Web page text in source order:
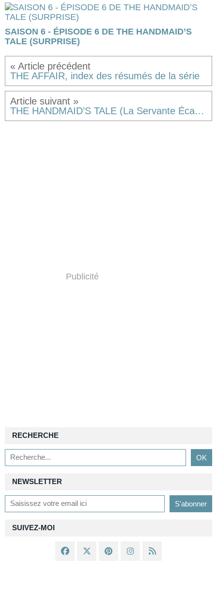
SAISON 6 - ÉPISODE 6 DE THE HANDMAID’S
TALE (SURPRISE)
THE AFFAIR, index des résumés de la série
THE HANDMAID’S TALE (La Servante Écarlate) Saison 3 - Épisode 1 [résumé]
Publicité
NEWSLETTER
SUIVEZ-MOI
RECHERCHE